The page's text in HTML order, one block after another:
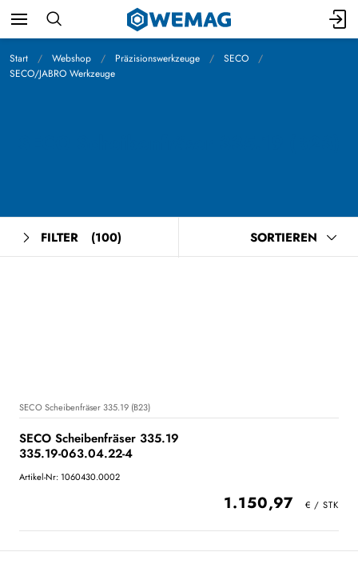
Start Webshop Präzisionswerkzeuge
SECO
SECO/JABRO Werkzeuge
FILTER (100) SORTIEREN
SECO Scheibenfräser 335.19 (B23)
SECO Scheibenfräser 335.19
335.19-063.04.22-4
Artikel-Nr: 1060430.0002
1.150,97